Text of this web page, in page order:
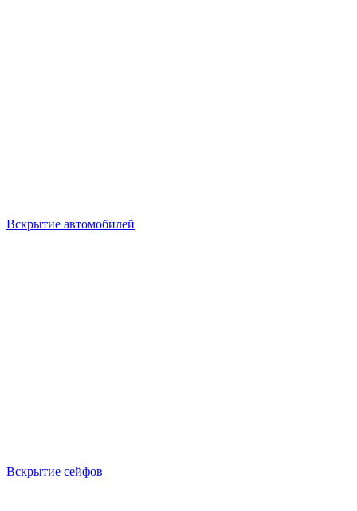
Вскрытие автомобилей
Вскрытие сейфов